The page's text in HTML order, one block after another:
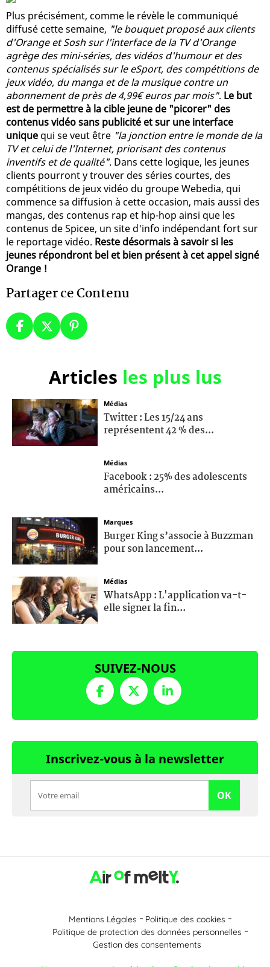
Plus précisément, comme le révèle le communiqué
diffusé cette semaine, "le bouquet proposé aux clients
d'Orange et Sosh sur l'interface de la TV d'Orange
agrège des mini-séries, des vidéos d'humour et des
contenus spécialisés sur le eSport, des compétitions de
jeux vidéo, du manga et de la musique contre un
abonnement de près de 4,99€ euros par mois". Le but
est de permettre à la cible jeune de "picorer" des
contenus vidéo sans publicité et sur une interface
unique qui se veut être "la jonction entre le monde de la
TV et celui de l'Internet, priorisant des contenus
inventifs et de qualité". Dans cette logique, les jeunes
clients pourront y trouver des séries courtes, des
compétitions de jeux vidéo du groupe Webedia, qui
commence sa diffusion à cette occasion, mais aussi des
mangas, des contenus rap et hip-hop ainsi que les
contenus de Spicee, un site d'info indépendant fort sur
le reportage vidéo. Reste désormais à savoir si les
jeunes répondront bel et bien présent à cet appel signé
Orange !
Partager ce Contenu
Articles les plus lus
Médias
Twitter : Les 15/24 ans
représentent 42 % des...
Médias
Facebook : 25% des adolescents
américains...
Marques
Burger King s’associe à Buzzman
pour son lancement...
Médias
WhatsApp : L'application va-t-
elle signer la fin...
SUIVEZ-NOUS
Inscrivez-vous à la newsletter
OK
Mentions Légales
Politique des cookies
Politique de protection des données personnelles
Gestion des consentements